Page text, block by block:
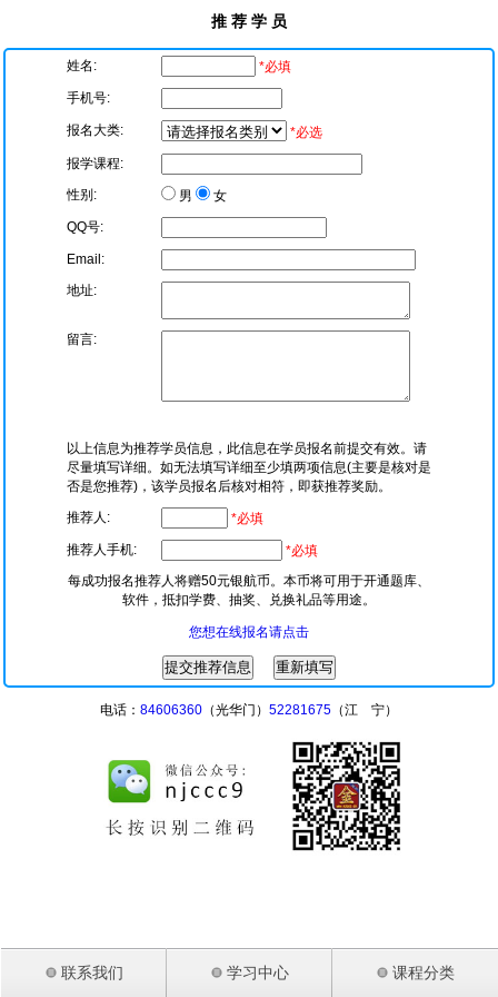
推 荐 学 员
姓名:
*必填
手机号:
报名大类:
*必选
报学课程:
性别:
男
女
QQ号:
Email:
地址:
留言:
以上信息为推荐学员信息，此信息在学员报名前提交有效。请
尽量填写详细。如无法填写详细至少填两项信息(主要是核对是
否是您推荐)，该学员报名后核对相符，即获推荐奖励。
推荐人:
*必填
推荐人手机:
*必填
每成功报名推荐人将赠50元银航币。本币将可用于开通题库、
软件，抵扣学费、抽奖、兑换礼品等用途。
您想在线报名请点击
电话： 84606360 （光华门） 52281675 （江 宁）
联系我们 学习中心 课程分类